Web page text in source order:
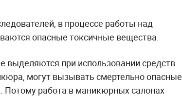
в процессе работы над
опасные токсичные вещества.
выделяются при использовании средств
могут вызывать смертельно опасные
Потому работа в маникюрных салонах